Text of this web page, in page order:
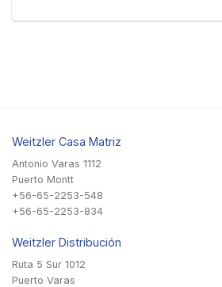
Weitzler Casa Matriz
Antonio Varas 1112
Puerto Montt
+56-65-2253-548
+56-65-2253-834
Weitzler Distribución
Ruta 5 Sur 1012
Puerto Varas